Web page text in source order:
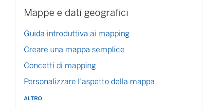
Mappe e dati geografici
Guida introduttiva ai mapping
Creare una mappa semplice
Concetti di mapping
Personalizzare l’aspetto della mappa
altro